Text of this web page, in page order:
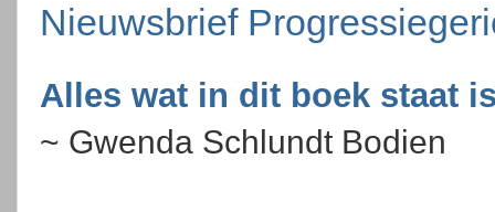
Nieuwsbrief
Alles wat in dit boek staat
~ Gwenda Schlundt Bodien